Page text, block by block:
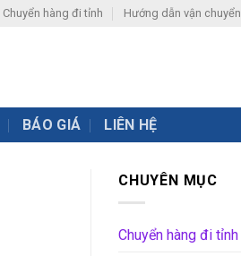
Chuyển hàng đi tỉnh Hướng dẫn vận chuyển
BÁO GIÁ LIÊN HỆ
CHUYÊN MỤC
Chuyển hàng đi tỉnh